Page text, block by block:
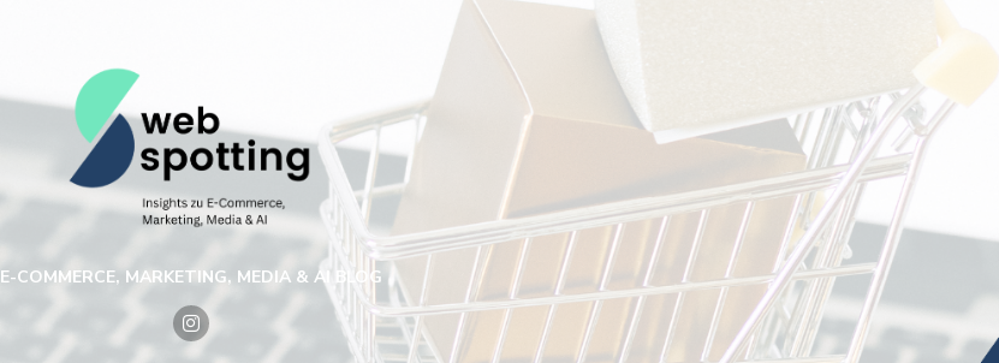
E-COMMERCE, MARKETING, MEDIA & AI BLOG